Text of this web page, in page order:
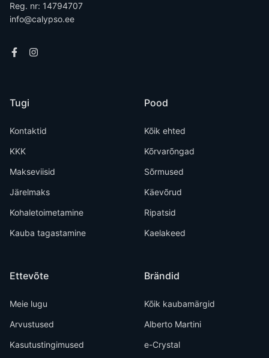
Reg. nr: 14794707
info@calypso.ee
Tugi
Kontaktid
KKK
Makseviisid
Järelmaks
Kohaletoimetamine
Kauba tagastamine
Ettevõte
Meie lugu
Arvustused
Kasutustingimused
Pood
Kõik ehted
Kõrvarõngad
Sõrmused
Käevõrud
Ripatsid
Kaelakeed
Brändid
Kõik kaubamärgid
Alberto Martini
e-Crystal